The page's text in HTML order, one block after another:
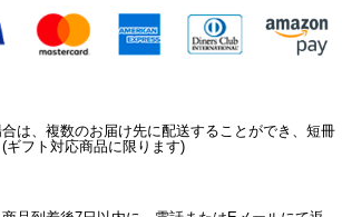
は、複数のお届け先に配送することができ、短冊
ギフト対応商品に限ります)